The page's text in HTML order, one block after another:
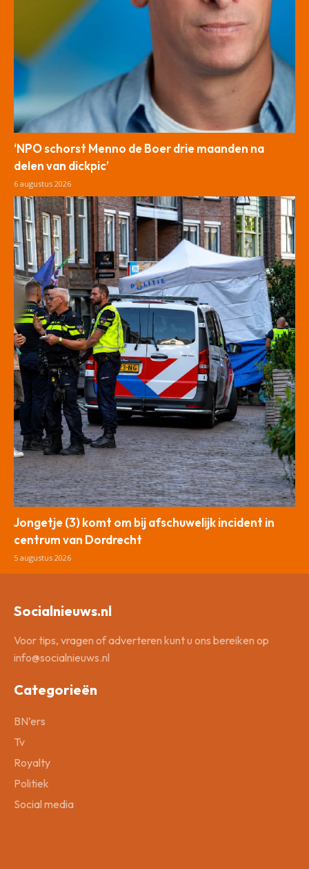
‘NPO schorst Menno de Boer drie maanden na
delen van dickpic’
6 augustus 2026
Jongetje (3) komt om bij afschuwelijk incident in
centrum van Dordrecht
5 augustus 2026
Socialnieuws.nl
Voor tips, vragen of adverteren kunt u ons bereiken op
info@socialnieuws.nl
Categorieën
BN’ers
Tv
Royalty
Politiek
Social media